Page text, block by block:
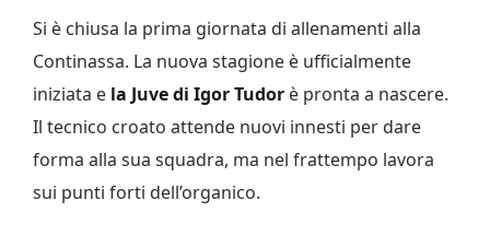
Si è chiusa la prima giornata di allenamenti alla
Continassa. La nuova stagione è ufficialmente
iniziata e la Juve di Igor Tudor è pronta a nascere.
Il tecnico croato attende nuovi innesti per dare
forma alla sua squadra, ma nel frattempo lavora
sui punti forti dell’organico.